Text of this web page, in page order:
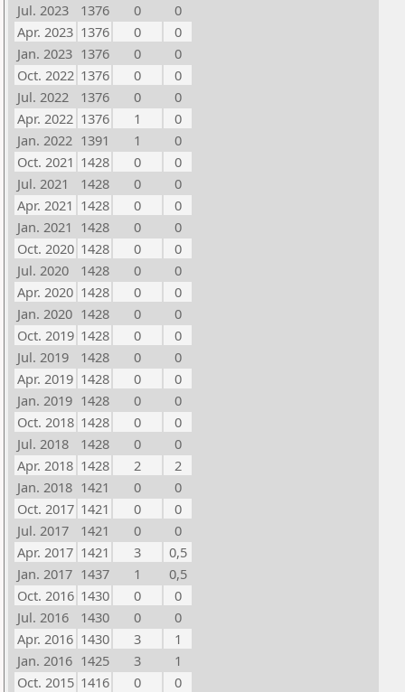
Jul. 2023
1376 0
0
Apr. 2023 1376 0
0
Jan. 2023 1376 0
0
Oct. 2022 1376 0
0
Jul. 2022
1376 0
0
Apr. 2022 1376 1
0
Jan. 2022 1391 1
0
Oct. 2021 1428 0
0
Jul. 2021
1428 0
0
Apr. 2021 1428 0
0
Jan. 2021 1428 0
0
Oct. 2020 1428 0
0
Jul. 2020
1428 0
0
Apr. 2020 1428 0
0
Jan. 2020 1428 0
0
Oct. 2019 1428 0
0
Jul. 2019
1428 0
0
Apr. 2019 1428 0
0
Jan. 2019 1428 0
0
Oct. 2018 1428 0
0
Jul. 2018
1428 0
0
Apr. 2018 1428 2
2
Jan. 2018 1421 0
0
Oct. 2017 1421 0
0
Jul. 2017
1421 0
0
Apr. 2017 1421 3
0,5
Jan. 2017 1437 1
0,5
Oct. 2016 1430 0
0
Jul. 2016
1430 0
0
Apr. 2016 1430 3
1
Jan. 2016 1425 3
1
Oct. 2015 1416 0
0